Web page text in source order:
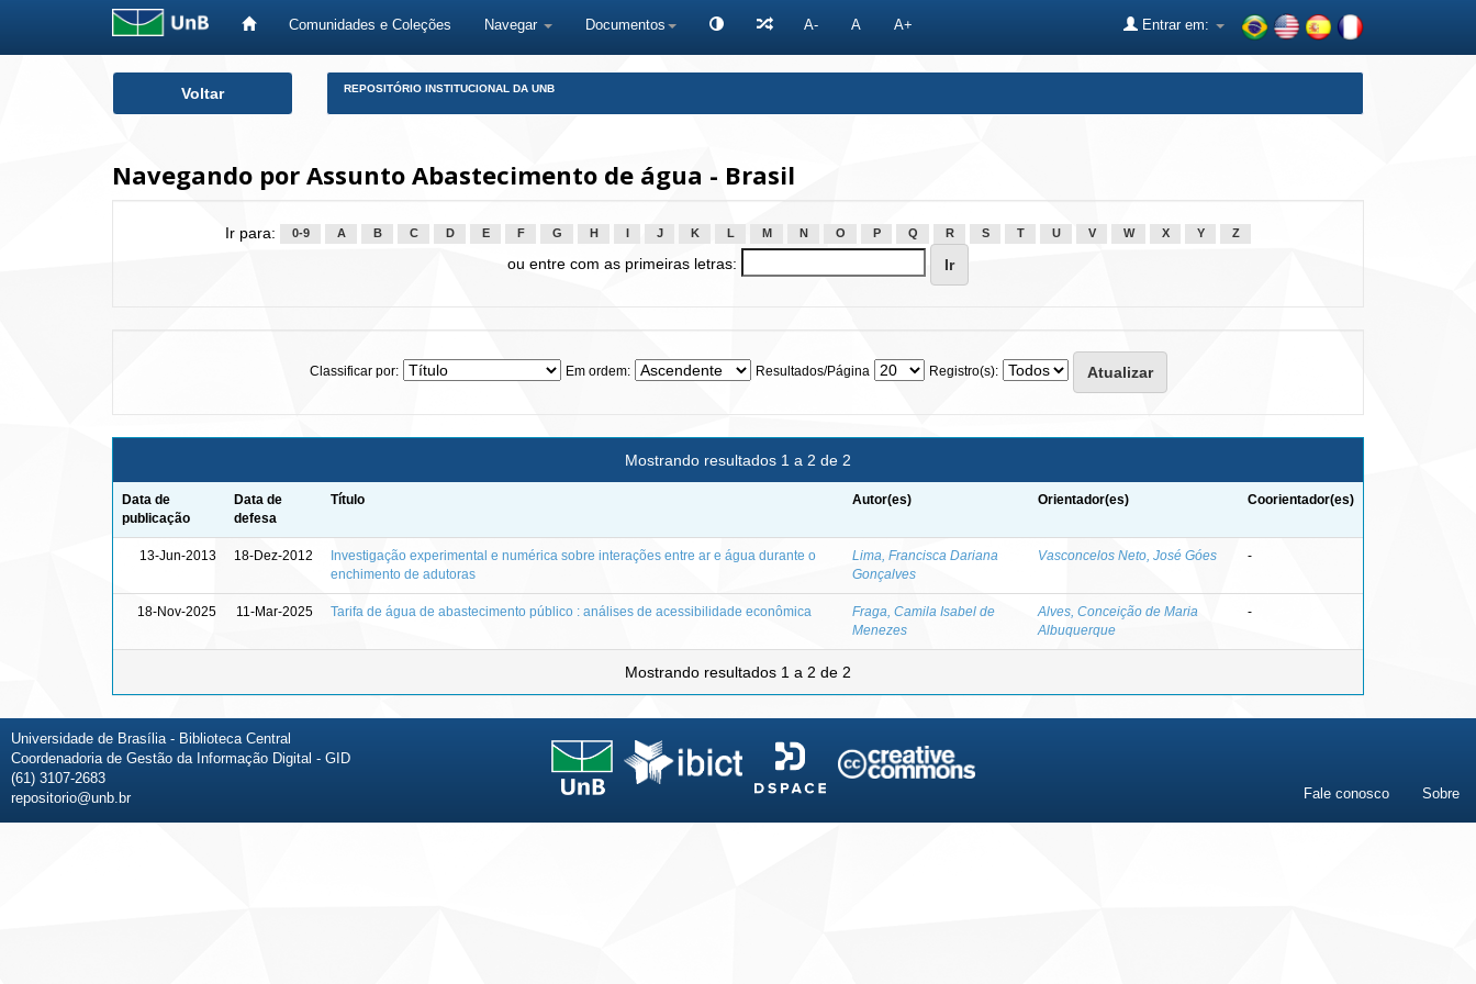
Comunidades e Coleções Navegar Documentos A- A A+ Entrar em:
Voltar REPOSITÓRIO INSTITUCIONAL DA UNB
Navegando por Assunto Abastecimento de água - Brasil
Ir para: 0-9 A B C D E F G H J K L M N O P Q R S T U V W X Y Z
ou entre com as primeiras letras:
Classificar por: Em ordem: Resultados/Página Registro(s):
Mostrando resultados 1 a 2 de 2
Data de
publicação
Data de
defesa
Título Autor(es) Orientador(es) Coorientador(es)
13-Jun-2013 18-Dez-2012
Investigação experimental e numérica sobre interações entre ar e água durante o
enchimento de adutoras
Lima, Francisca Dariana
Gonçalves
Vasconcelos Neto, José Góes -
18-Nov-2025 11-Mar-2025 Tarifa de água de abastecimento público : análises de acessibilidade econômica
Fraga, Camila Isabel de
Menezes
Alves, Conceição de Maria
Albuquerque
-
Mostrando resultados 1 a 2 de 2
Universidade de Brasília - Biblioteca Central
Coordenadoria de Gestão da Informação Digital - GID
(61) 3107-2683
repositorio@unb.br
Fale conosco Sobre